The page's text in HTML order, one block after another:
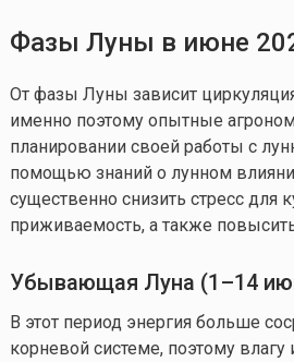
Фазы Луны в июне
От фазы Луны зависит
именно поэтому опытные
планировании своей работы с
помощью знаний о лунном
существенно снизить стресс для
приживаемость, а также
Убывающая Луна (1–14
В этот период энергия больше
корневой системе, поэтому